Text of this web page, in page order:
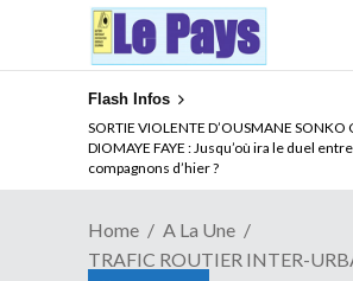
Flash Infos
SORTIE VIOLENTE D’OUSMANE
DIOMAYE FAYE : Jusqu’où ira le duel
compagnons d’hier ?
NOUVELLE ATTAQUE MEURTRIERE DES
Comment arrêter la spirale de la violence
Home
A La Une
TRAFIC ROUTIER INTER-